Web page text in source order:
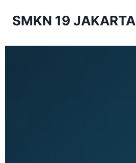
SMKN 19 JAKARTA